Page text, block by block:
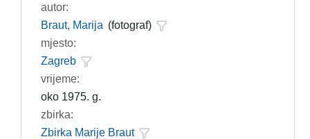
autor:
Braut, Marija (fotograf)
mjesto:
Zagreb
vrijeme:
oko 1975. g.
zbirka:
Zbirka Marije Braut